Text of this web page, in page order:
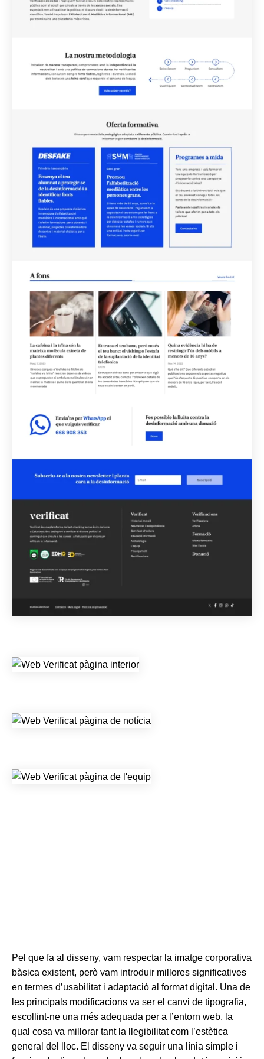
Pel que fa al disseny, vam respectar la imatge corporativa
bàsica existent, però vam introduir millores significatives
en termes d’usabilitat i adaptació al format digital. Una de
les principals modificacions va ser el canvi de tipografia,
escollint-ne una més adequada per a l’entorn web, la
qual cosa va millorar tant la llegibilitat com l’estètica
general del lloc. El disseny va seguir una línia simple i